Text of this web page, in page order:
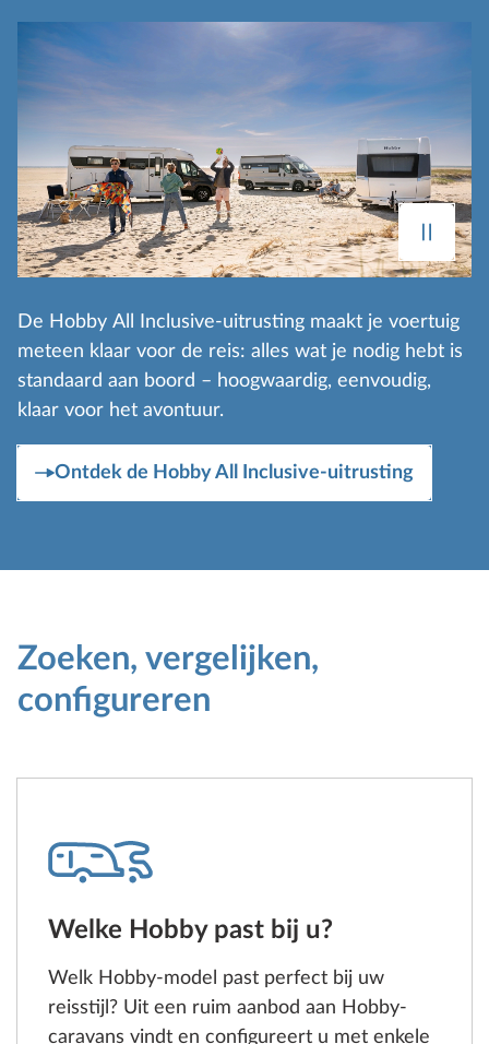
De Hobby All Inclusive‑uitrusting maakt je voertuig
meteen klaar voor de reis: alles wat je nodig hebt is
standaard aan boord – hoogwaardig, eenvoudig,
klaar voor het avontuur.
Ontdek de Hobby All Inclusive-uitrusting
Zoeken, vergelijken,
configureren
Welke Hobby past bij u?
Welk Hobby-model past perfect bij uw
reisstijl? Uit een ruim aanbod aan Hobby-
caravans vindt en configureert u met enkele